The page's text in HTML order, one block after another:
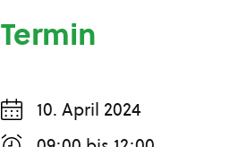
Termin
10. April 2024